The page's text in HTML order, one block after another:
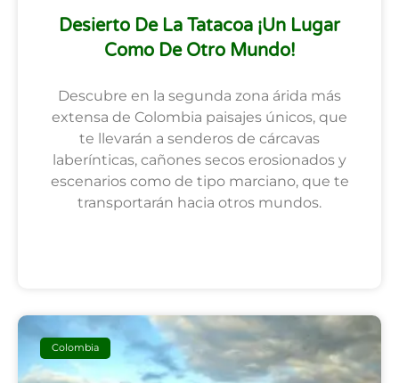
Desierto De La Tatacoa ¡Un Lugar
Como De Otro Mundo!
Descubre en la segunda zona árida más
extensa de Colombia paisajes únicos, que
te llevarán a senderos de cárcavas
laberínticas, cañones secos erosionados y
escenarios como de tipo marciano, que te
transportarán hacia otros mundos.
Colombia